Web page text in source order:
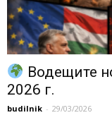
Водещите
2026 г.
budilnik - 29/03/2026